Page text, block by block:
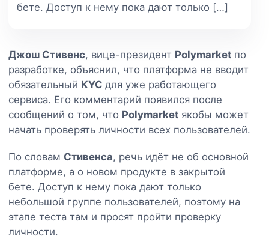
бете. Доступ к нему пока дают только […]
Джош Стивенс, вице-президент Polymarket по
разработке, объяснил, что платформа не вводит
обязательный KYC для уже работающего
сервиса. Его комментарий появился после
сообщений о том, что Polymarket якобы может
начать проверять личности всех пользователей.
По словам Стивенса, речь идёт не об основной
платформе, а о новом продукте в закрытой
бете. Доступ к нему пока дают только
небольшой группе пользователей, поэтому на
этапе теста там и просят пройти проверку
личности.